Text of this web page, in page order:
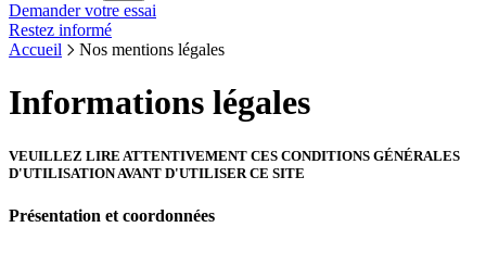
Demander votre essai
Restez informé
Accueil
Nos mentions légales
Informations légales
VEUILLEZ LIRE ATTENTIVEMENT CES CONDITIONS GÉNÉRALES
D'UTILISATION AVANT D'UTILISER CE SITE
Présentation et coordonnées